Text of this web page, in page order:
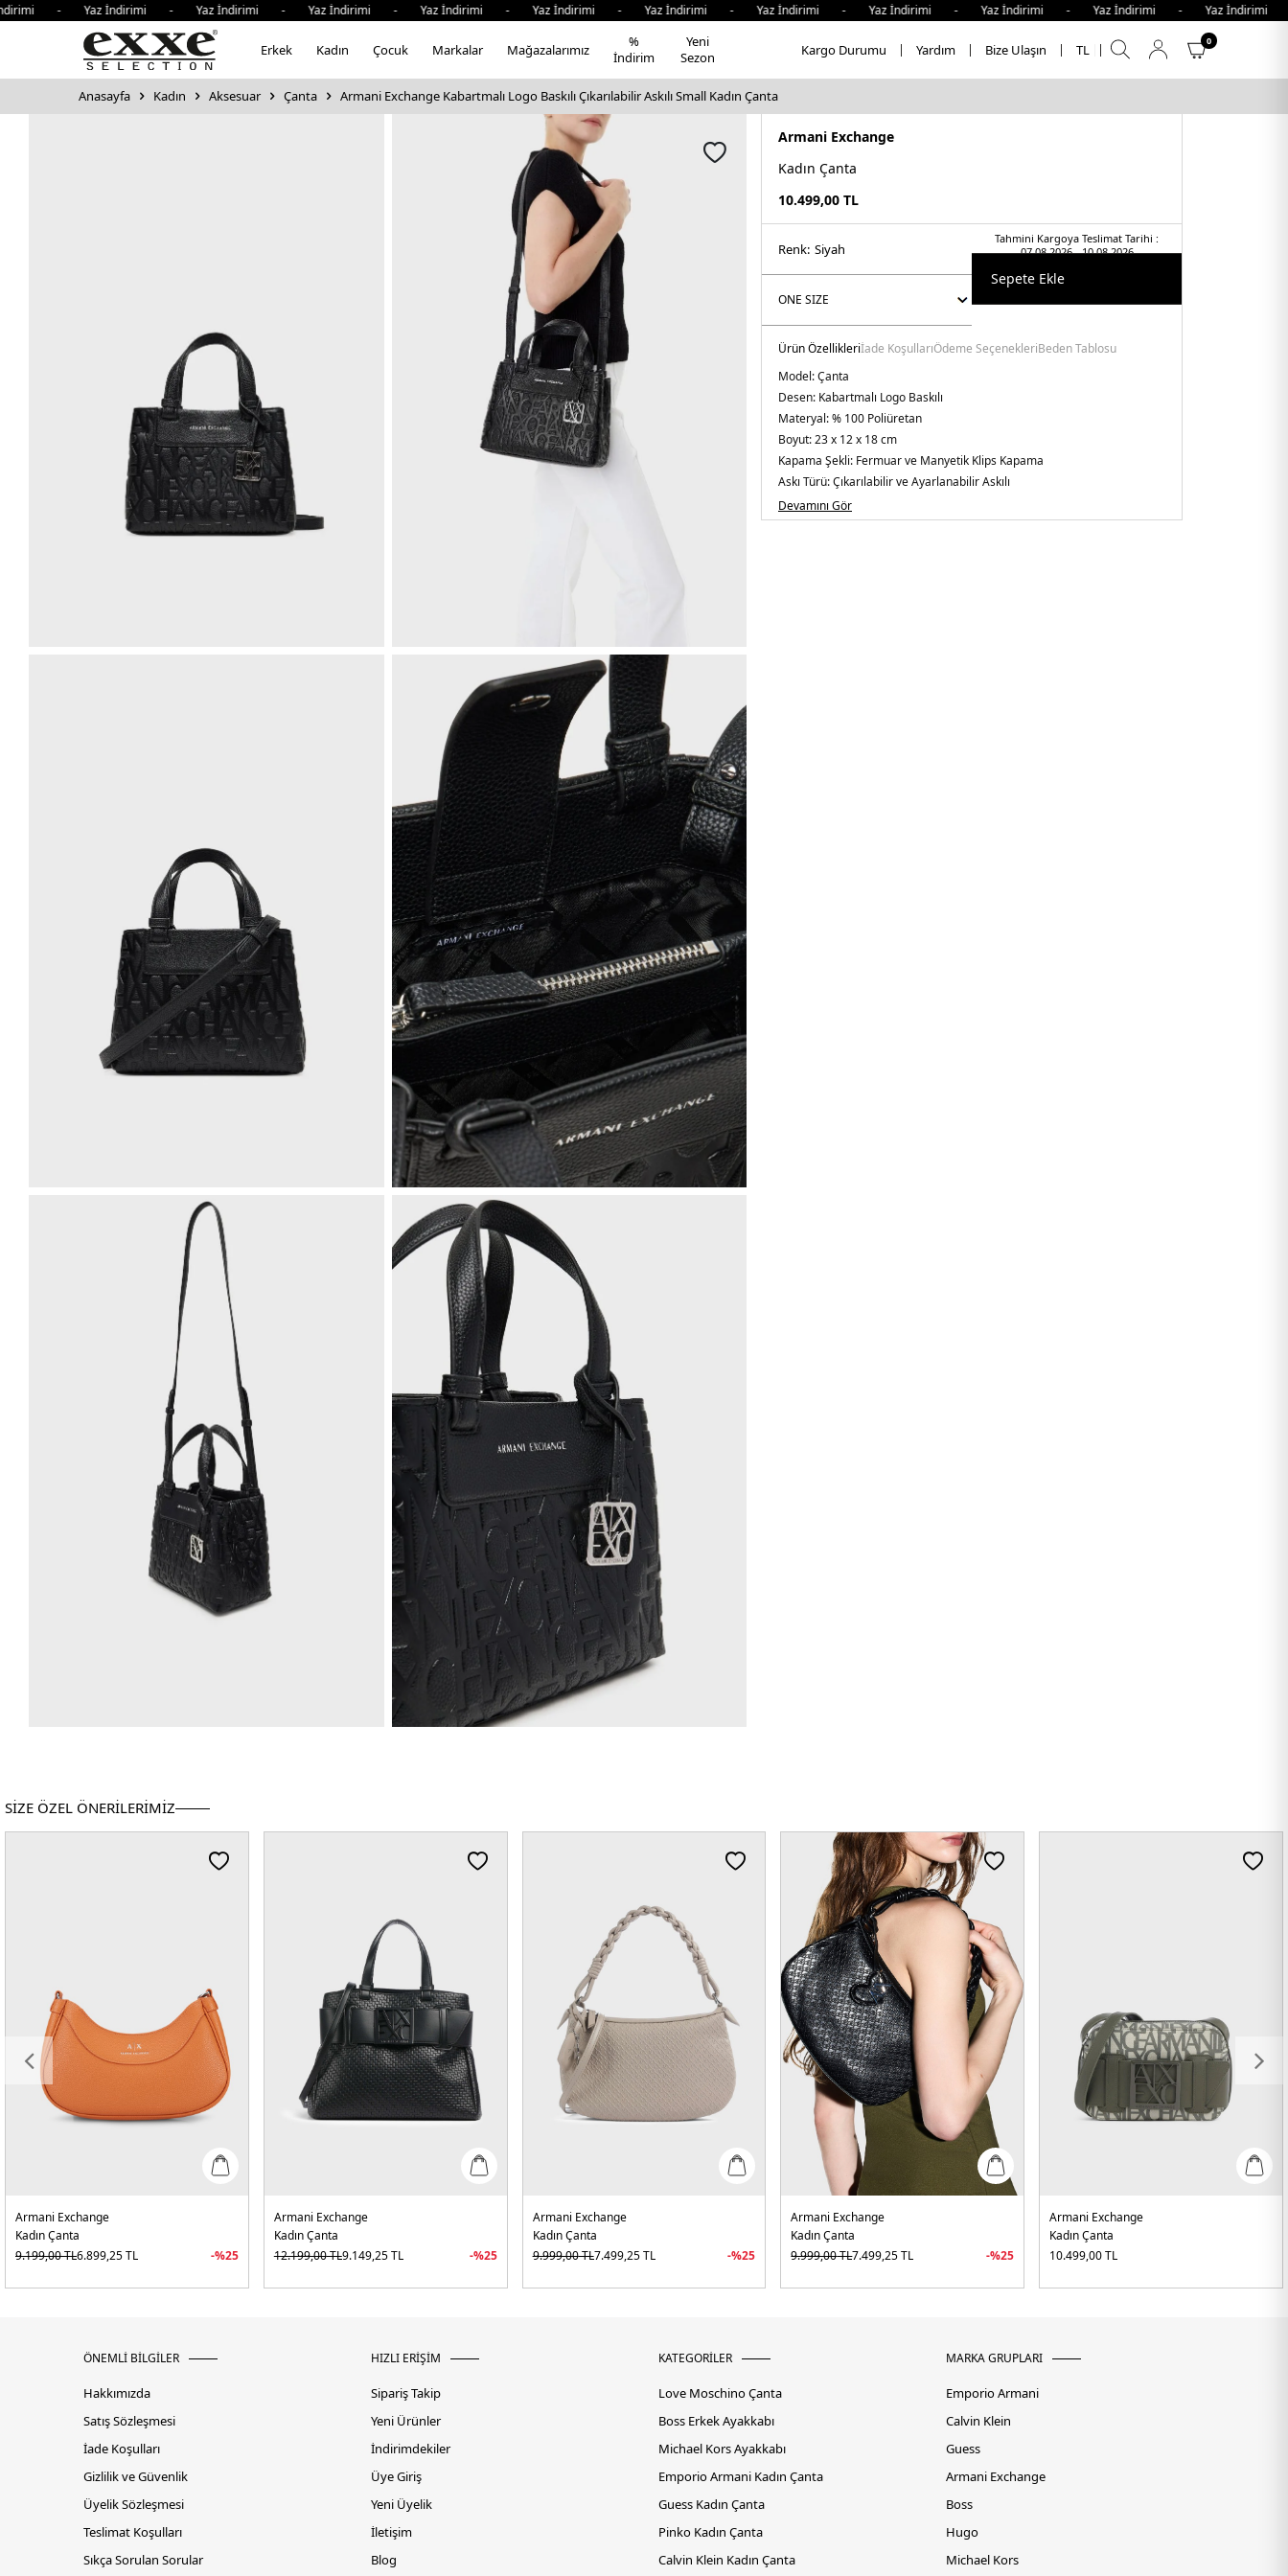
- Yaz İndirimi - Yaz İndirimi - Yaz İndirimi - Yaz İndirimi - Yaz İndirimi - Yaz İndirimi - Yaz İndirimi - Yaz İndirimi - Yaz İndirimi - Yaz İndirimi - Yaz
Erkek Kadın Çocuk Markalar Mağazalarımız
%
İndirim
Yeni
Sezon
Kargo Durumu Yardım Bize Ulaşın TL
0
Anasayfa Kadın Aksesuar Çanta Armani Exchange Kabartmalı Logo Baskılı Çıkarılabilir Askılı Small Kadın Çanta
Armani Exchange
Kadın Çanta
10.499,00 TL
Tahmini Kargoya Teslimat Tarihi :
07.08.2026 - 10.08.2026
Renk: si̇yah
Sepete Ekle
Ürün Özellikleriİade KoşullarıÖdeme SeçenekleriBeden Tablosu
Model:Çanta
Desen: Kabartmalı Logo Baskılı
Materyal:% 100 Poliüretan
Boyut:23 x 12 x 18 cm
Kapama Şekli: Fermuar ve Manyetik Klips Kapama
Askı Türü:Çıkarılabilir ve Ayarlanabilir Askılı
Menşei:Filipinler
Detaylar:- Çift tutma saplı - Çıkarılabilir logolu charm detayı
Devamını Gör
SİZE ÖZEL ÖNERİLERİMİZ
Armani Exchange
Kadın Çanta
9.199,00TL6.899,25TL -%25
Armani Exchange
Kadın Çanta
12.199,00TL9.149,25TL -%25
Armani Exchange
Kadın Çanta
9.999,00TL7.499,25TL -%25
Armani Exchange
Kadın Çanta
9.999,00TL7.499,25TL -%25
Armani Exchange
Kadın Çanta
10.499,00TL
ÖNEMLİ BİLGİLER
Hakkımızda
Satış Sözleşmesi
İade Koşulları
Gizlilik ve Güvenlik
Üyelik Sözleşmesi
Teslimat Koşulları
Sıkça Sorulan Sorular
HIZLI ERİŞİM
Sipariş Takip
Yeni Ürünler
İndirimdekiler
Üye Giriş
Yeni Üyelik
İletişim
Blog
KATEGORİLER
Love Moschino Çanta
Boss Erkek Ayakkabı
Michael Kors Ayakkabı
Emporio Armani Kadın Çanta
Guess Kadın Çanta
Pinko Kadın Çanta
Calvin Klein Kadın Çanta
MARKA GRUPLARI
Emporio Armani
Calvin Klein
Guess
Armani Exchange
Boss
Hugo
Michael Kors